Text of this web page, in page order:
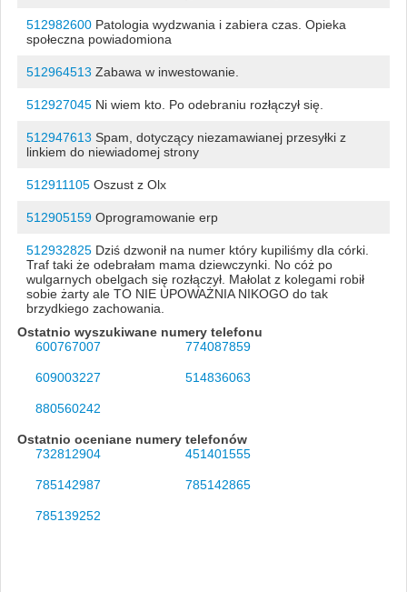
512982600Patologia wydzwania i zabiera czas. Opieka
społeczna powiadomiona
512964513 Zabawa w inwestowanie.
512927045Ni wiem kto. Po odebraniu rozłączył się.
512947613 Spam, dotyczący niezamawianej przesyłki z
linkiem do niewiadomej strony
512911105Oszust z Olx
512905159Oprogramowanie erp
512932825Dziś dzwonił na numer który kupiliśmy dla córki.
Traf taki że odebrałam mama dziewczynki. No cóż po
wulgarnych obelgach się rozłączył. Małolat z kolegami robił
sobie żarty ale TO NIE UPOWAŻNIA NIKOGO do tak
brzydkiego zachowania.
Ostatnio wyszukiwane numery telefonu
600767007
774087859
609003227 514836063
880560242
Ostatnio oceniane numery telefonów
732812904
451401555
785142987 785142865
785139252